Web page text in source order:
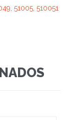
, 51005, 510051